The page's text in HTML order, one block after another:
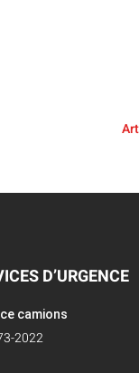
D’URGENCE
camions
2022